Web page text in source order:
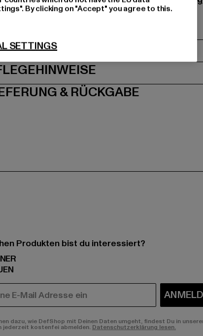
16 | 48282 Emsdetten | DE
GRÖSSE & PASSFORM
& RÜCKGABE
Produkten bist du interessiert?
dazu, wie DefShop mit Deinen Daten umgeht, findest Du in
jederzeit kostenfei abmelden. Datenschutzerklärung lesen.
By clicking on "Accept" you agree to this.
SETTINGS